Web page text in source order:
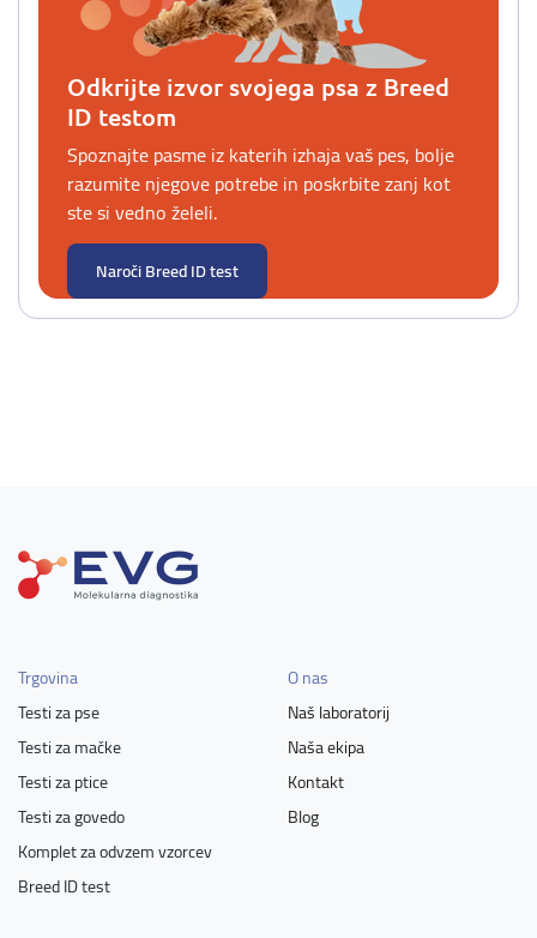
Odkrijte izvor svojega psa z Breed
ID testom
Spoznajte pasme iz katerih izhaja vaš pes, bolje
razumite njegove potrebe in poskrbite zanj kot
ste si vedno želeli.
Naroči Breed ID test
Trgovina
Testi za pse
Testi za mačke
Testi za ptice
Testi za govedo
Komplet za odvzem vzorcev
Breed ID test
O nas
Naš laboratorij
Naša ekipa
Kontakt
Blog